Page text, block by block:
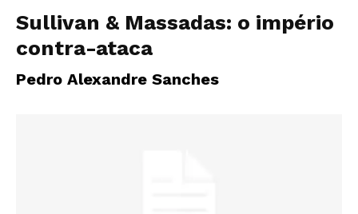
Sullivan & Massadas: o império
contra-ataca
Pedro Alexandre Sanches